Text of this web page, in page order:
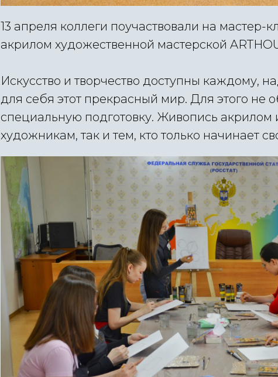
13 апреля коллеги поучаствовали на мастер-
акрилом художественной мастерской
Искусство и творчество доступны каждому,
для себя этот прекрасный мир. Для этого не
специальную подготовку. Живопись
художникам, так и тем, кто только начинает